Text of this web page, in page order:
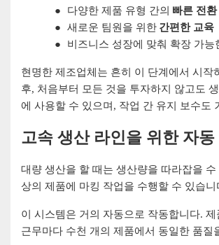
●
다양한 제품 유형 간의 빠른 전환
●
새로운 팀원을 위한 간편한 교육
●
비즈니스 성장에 맞춰 확장 가능
현명한 제조업체는 흔히 이 단계에서 시
후, 처음부터 모든 것을 투자하지 않고도
에 사용할 수 있으며, 작업 간 유지 보수도
고속 생산 라인을 위한 자
대량 생산을 할 때는 생산량을 따라잡을
상의 제품에 마킹 작업을 수행할 수 있습니
이 시스템은 거의 자동으로 작동합니다.
근무마다 수천 개의 제품에서 동일한 품질